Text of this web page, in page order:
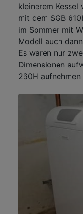
kleinerem
mit dem SGB
im Sommer mit
Modell auch
Es waren nur
Dimensionen
260H aufnehmen